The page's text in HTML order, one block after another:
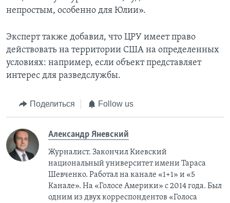
непростым, особенно для Юлии».
Эксперт также добавил, что ЦРУ имеет право
действовать на территории США на определенных
условиях: например, если объект представляет
интерес для разведслужбы.
Поделиться Follow us
Александр Яневский
Журналист. Закончил Киевский
национальный университет имени Тараса
Шевченко. Работал на канале «1+1» и «5
Канале». На «Голосе Америки» с 2014 года. Был
одним из двух корреспондентов «Голоса